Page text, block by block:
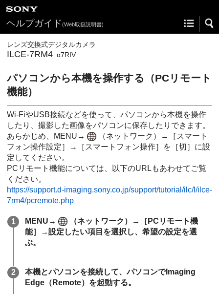
ヘルプガイド(Web取扱説明書)
レンズ交換式デジタルカメラ
ILCE-7RM4 α7RIV
パソコンから本機を操作する（PCリモート
機能）
Wi-FiやUSB接続などを使って、パソコンから本機を操作
したり、撮影した画像をパソコンに保存したりできます。
あらかじめ、
MENU → （ネットワーク ）→
［スマート
フォン操作設定］
→ ［スマートフォン操作］ を ［切］ に設
定してください。
PCリモート機能については、以下のURLもあわせてご覧
ください。
https://support.d-imaging.sony.co.jp/support/tutorial/ilc/l/ilce-
7rm4/pcremote.php
MENU → （ネットワーク ）→
［PCリモート機
能］
→設定したい項目を選択し、希望の設定を選
ぶ。
本機とパソコンを接続して、パソコンでImaging
Edge（Remote）を起動する。